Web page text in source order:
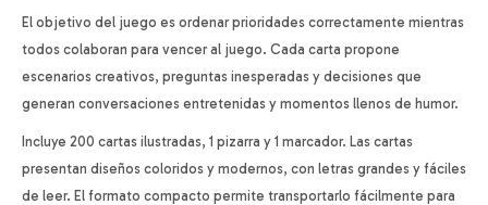
El objetivo del juego es ordenar prioridades correctamente mientras
todos colaboran para vencer al juego. Cada carta propone
escenarios creativos, preguntas inesperadas y decisiones que
generan conversaciones entretenidas y momentos llenos de humor.
Incluye 200 cartas ilustradas, 1 pizarra y 1 marcador. Las cartas
presentan diseños coloridos y modernos, con letras grandes y fáciles
de leer. El formato compacto permite transportarlo fácilmente para